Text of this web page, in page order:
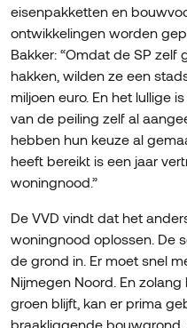
eisenpakketten en
ontwikkelingen worden
Bakker: “Omdat de SP
hakken, wilden ze een
miljoen euro. En het lullige
van de peiling zelf al
hebben hun keuze al
heeft bereikt is een jaar
woningnood.”
De VVD vindt dat het
woningnood oplossen. De
de grond in. Er moet snel
Nijmegen Noord. En
groen blijft, kan er prima
braakliggende bouwgrond.